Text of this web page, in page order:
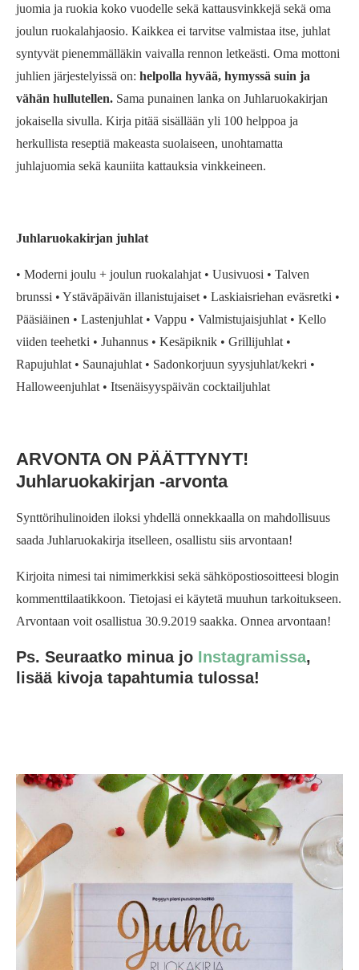
juomia ja ruokia koko vuodelle sekä kattausvinkkejä sekä oma
joulun ruokalahjaosio. Kaikkea ei tarvitse valmistaa itse, juhlat
syntyvät pienemmälläkin vaivalla rennon letkeästi. Oma mottoni
juhlien järjestelyissä on: helpolla hyvää, hymyssä suin ja
vähän hullutellen. Sama punainen lanka on Juhlaruokakirjan
jokaisella sivulla. Kirja pitää sisällään yli 100 helppoa ja
herkullista reseptiä makeasta suolaiseen, unohtamatta
juhlajuomia sekä kauniita kattauksia vinkkeineen.
Juhlaruokakirjan juhlat
• Moderni joulu + joulun ruokalahjat • Uusivuosi • Talven
brunssi • Ystäväpäivän illanistujaiset • Laskiaisriehan eväsretki •
Pääsiäinen • Lastenjuhlat • Vappu • Valmistujaisjuhlat • Kello
viiden teehetki • Juhannus • Kesäpiknik • Grillijuhlat •
Rapujuhlat • Saunajuhlat • Sadonkorjuun syysjuhlat/kekri •
Halloweenjuhlat • Itsenäisyyspäivän cocktailjuhlat
ARVONTA ON PÄÄTTYNYT!
Juhlaruokakirjan -arvonta
Synttörihulinoiden iloksi yhdellä onnekkaalla on mahdollisuus
saada Juhlaruokakirja itselleen, osallistu siis arvontaan!
Kirjoita nimesi tai nimimerkkisi sekä sähköpostiosoitteesi blogin
kommenttilaatikkoon. Tietojasi ei käytetä muuhun tarkoitukseen.
Arvontaan voit osallistua 30.9.2019 saakka. Onnea arvontaan!
Ps. Seuraatko minua jo Instagramissa,
lisää kivoja tapahtumia tulossa!